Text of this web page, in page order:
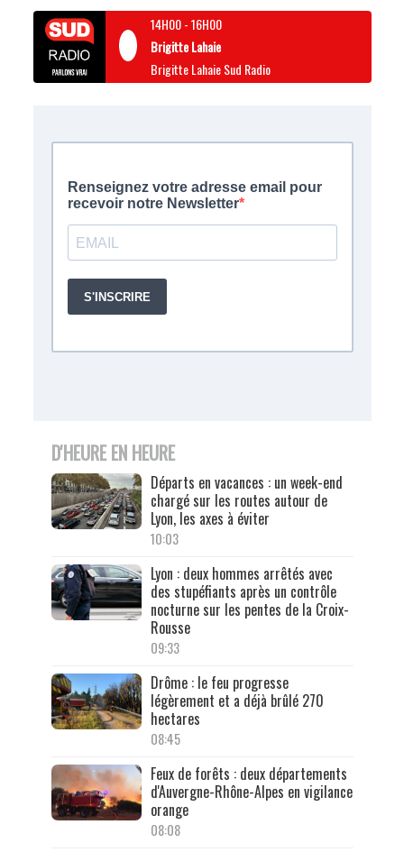
14H00-16H00
Brigitte Lahaie
Brigitte Lahaie Sud Radio
D'HEURE EN HEURE
Départs en vacances : un week-end
chargé sur les routes autour de
Lyon, les axes à éviter
10:03
Lyon : deux hommes arrêtés avec
des stupéfiants après un contrôle
nocturne sur les pentes de la Croix-
Rousse
09:33
Drôme : le feu progresse
légèrement et a déjà brûlé 270
hectares
08:45
Feux de forêts : deux départements
d'Auvergne-Rhône-Alpes en vigilance
orange
08:08